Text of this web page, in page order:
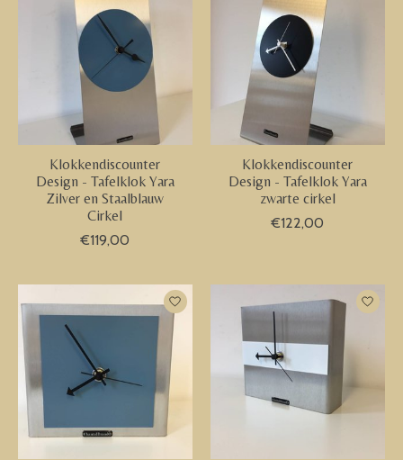
Klokkendiscounter
Design - Tafelklok Yara
Zilver en Staalblauw
Cirkel
€119,00
Klokkendiscounter
Design - Tafelklok Yara
zwarte cirkel
€122,00